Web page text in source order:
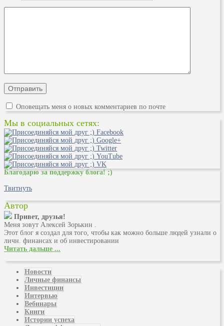
Оповещать меня о новых комментариев по почте
Мы в социальных сетях:
Благодарю за поддержку блога! ;)
Твитнуть
Автор
Привет, друзья!
Меня зовут Алексей Зорькин .
Этот блог я создал для того, чтобы как можно больше людей узнали о
личн. финансах и об инвестировании
Читать дальше ...
Новости
Личные финансы
Инвестиции
Интервью
Вебинары
Книги
Истории успеха